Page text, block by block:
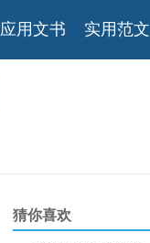
应用文书 实用范文
猜你喜欢